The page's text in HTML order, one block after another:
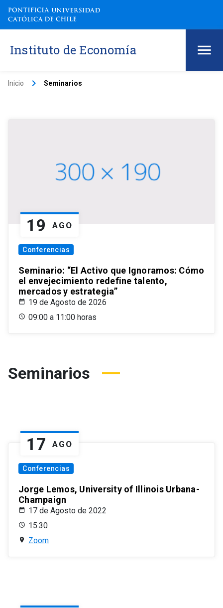
Instituto de Economía
Inicio keyboard_arrow_right Seminarios
19 AGO
Conferencias
Seminario: “El Activo que Ignoramos: Cómo
el envejecimiento redefine talento,
mercados y estrategia”
19 de Agosto de 2026
09:00 a 11:00 horas
Seminarios
17 AGO
Conferencias
Jorge Lemos, University of Illinois Urbana-
Champaign
17 de Agosto de 2022
15:30
Zoom